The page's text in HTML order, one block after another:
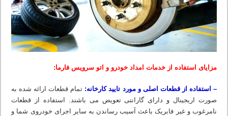
مزایای استفاده از خدمات امداد خودرو و اتو سرویس فارما:
– استفاده از قطعات اصلی و مورد تایید کارخانه: تمام قطعات ارائه شده به
صورت اریجینال و دارای گارانتی تعویض می باشند. استفاده از قطعات
نامرغوب و غیر فابریک باعث آسیب رساندن به سایر اجرای خودروی شما و